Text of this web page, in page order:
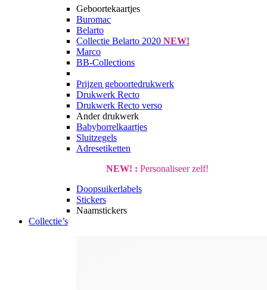
Geboortekaartjes
Buromac
Belarto
Collectie Belarto 2020 NEW!
Marco
BB-Collections
Prijzen geboortedrukwerk
Drukwerk Recto
Drukwerk Recto verso
Ander drukwerk
Babyborrelkaartjes
Sluitzegels
Adresetiketten
NEW! : Personaliseer zelf!
Doopsuikerlabels
Stickers
Naamstickers
Collectie’s